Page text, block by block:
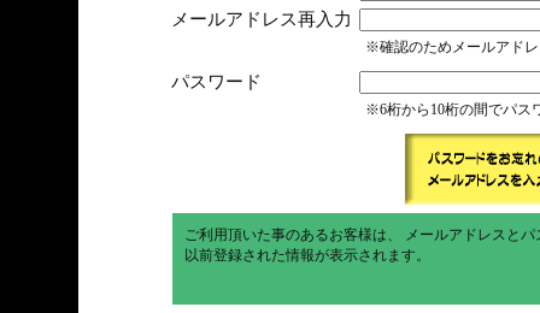
メールアドレス再入力
※確認のためメールアド
パスワード
※6桁から10桁の間でパス
ご利用頂いた事のあるお客様は、 メールアドレスと
以前登録された情報が表示されます。